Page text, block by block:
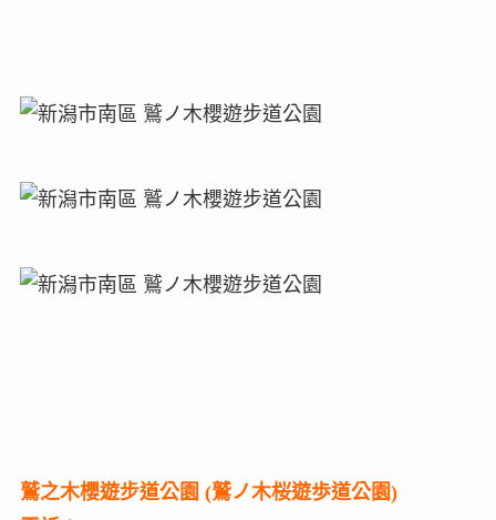
鷲之木櫻遊步道公園 (鷲ノ木桜遊歩道公園)